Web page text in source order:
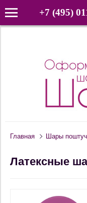
+7 (495)
Главная Шары
Латексные